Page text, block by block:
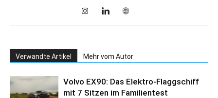
Verwandte Artikel Mehr vom Autor
Volvo EX90: Das Elektro-Flaggschiff
mit 7 Sitzen im Familientest